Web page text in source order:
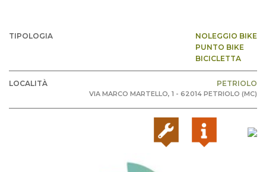
TIPOLOGIA
NOLEGGIO BIKE
PUNTO BIKE
BICICLETTA
LOCALITÀ PETRIOLO
VIA MARCO MARTELLO, 1 - 62014 PETRIOLO (MC)